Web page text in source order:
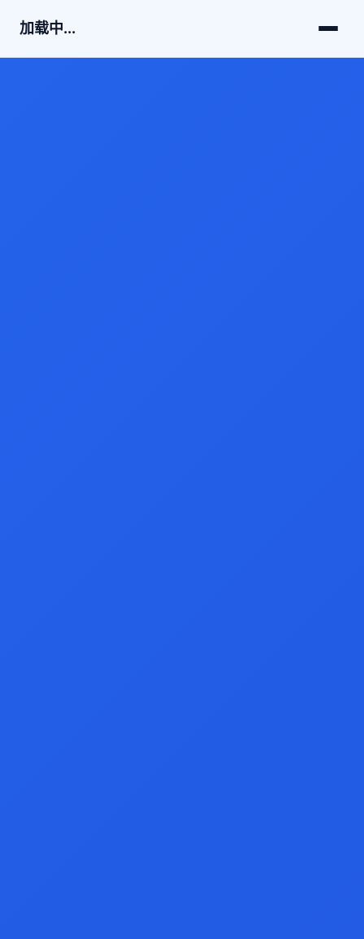
加载中...